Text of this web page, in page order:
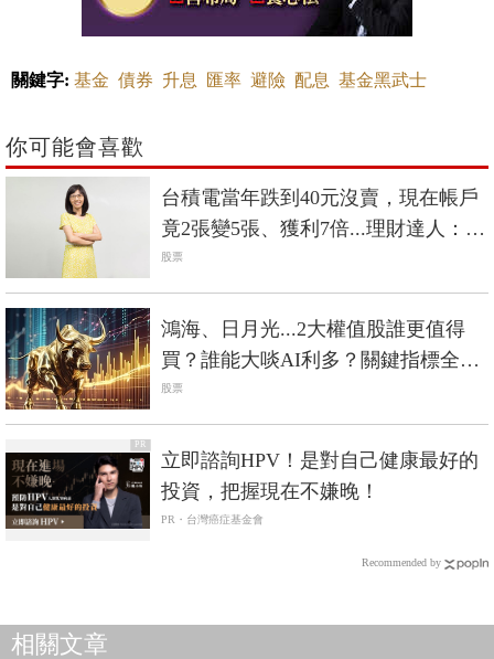
關鍵字: 基金 債券 升息 匯率 避險 配息 基金黑武士
你可能會喜歡
台積電當年跌到40元沒賣，現在帳戶
竟2張變5張、獲利7倍...理財達人：個
股賺5倍以上通常只有2種情況
股票
鴻海、日月光...2大權值股誰更值得
買？誰能大啖AI利多？關鍵指標全比
拚
股票
PR
立即諮詢HPV！是對自己健康最好的
投資，把握現在不嫌晚！
PR・台灣癌症基金會
Recommended by
相關文章